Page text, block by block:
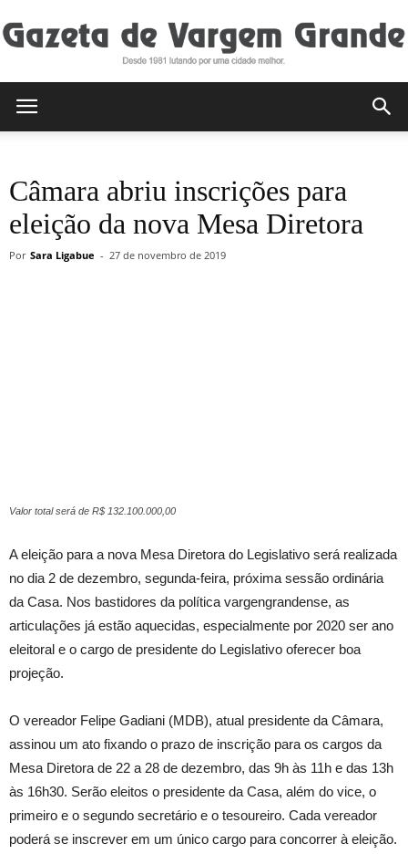
de
Câmara abriu inscrições para
eleição da nova Mesa Diretora
Por Sara Ligabue - 27 de novembro de 2019
Valor total será de R$ 132.100.000,00
A eleição para a nova Mesa Diretora do Legislativo será realizada
no dia 2 de dezembro, segunda-feira, próxima sessão ordinária
da Casa. Nos bastidores da política vargengrandense, as
articulações já estão aquecidas, especialmente por 2020 ser ano
eleitoral e o cargo de presidente do Legislativo oferecer boa
projeção.
O vereador Felipe Gadiani (MDB), atual presidente da Câmara,
assinou um ato fixando o prazo de inscrição para os cargos da
Mesa Diretora de 22 a 28 de dezembro, das 9h às 11h e das 13h
às 16h30. Serão eleitos o presidente da Casa, além do vice, o
primeiro e o segundo secretário e o tesoureiro. Cada vereador
poderá se inscrever em um único cargo para concorrer à eleição.